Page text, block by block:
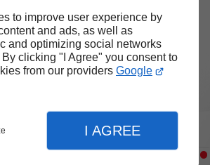
to improve user experience by
and ads, as well as
and optimizing social networks
clicking "I Agree" you consent to
from our providers Google
I AGREE
Haut de page